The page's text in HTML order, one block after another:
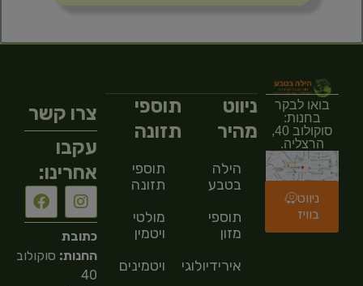
בואו לבקר
בחנות:
סוקולוב 40,
הרצליה.
ניווט
בוויז
ניווט
מהיר
הילה
בטבע
תוספי
מזון
אירידיולוגיה
תוספי
תזונה
תוספי
תזונה
מולטי
ויטמין
ויטמינים
צרו קשר
עקבו
אחרינו:
כתובת
החנות: סוקולוב
40